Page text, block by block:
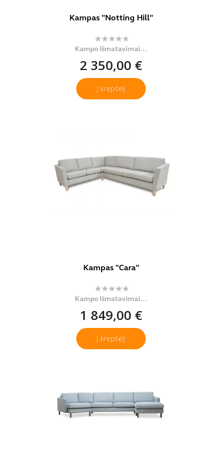
Kampas "Notting Hill"
Kampo Išmatavimai...
2 350,00 €
Į krepšelį
Kampas "Cara"
Kampo Išmatavimai...
1 849,00 €
Į krepšelį